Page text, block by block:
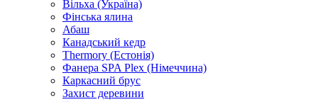
Вільха (Україна)
Фінська ялина
Абаш
Канадський кедр
Thermory (Естонія)
Фанера SPA Plex (Німеччина)
Каркасний брус
Захист деревини